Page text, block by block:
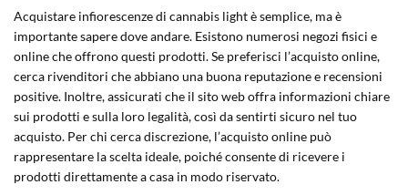
Acquistare infiorescenze di cannabis light è semplice, ma è
importante sapere dove andare. Esistono numerosi negozi fisici e
online che offrono questi prodotti. Se preferisci l’acquisto online,
cerca rivenditori che abbiano una buona reputazione e recensioni
positive. Inoltre, assicurati che il sito web offra informazioni chiare
sui prodotti e sulla loro legalità, così da sentirti sicuro nel tuo
acquisto. Per chi cerca discrezione, l’acquisto online può
rappresentare la scelta ideale, poiché consente di ricevere i
prodotti direttamente a casa in modo riservato.